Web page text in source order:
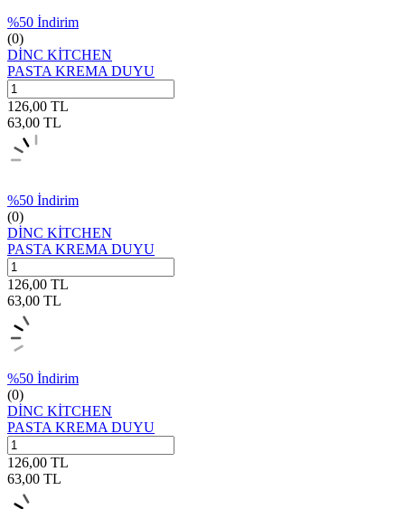
%50 İndirim
(0)
DİNC KİTCHEN
PASTA KREMA DUYU
126,00 TL
63,00 TL
%50 İndirim
(0)
DİNC KİTCHEN
PASTA KREMA DUYU
126,00 TL
63,00 TL
%50 İndirim
(0)
DİNC KİTCHEN
PASTA KREMA DUYU
126,00 TL
63,00 TL